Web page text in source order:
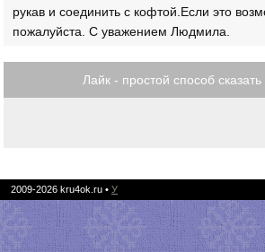
рукав и соединить с кофтой.Если это
пожалуйста. С уважением Людмила.
Лайк - простой способ
2009-2026 kru4ok.ru • У